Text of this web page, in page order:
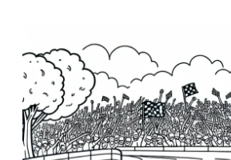
i
c
a
t
i
o
n